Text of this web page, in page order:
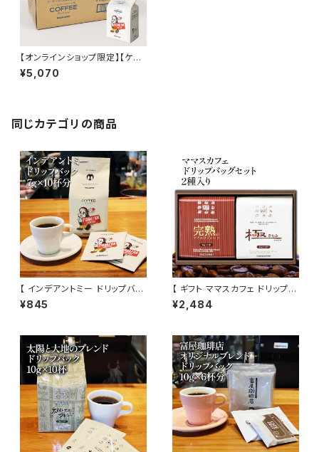
【オンラインショップ限定】【ケー
ス販売】インデアントミー ドリッ
プバック 7g×10杯分×6セット 6
¥5,070
同じカテゴリの商品
【 インデアントミー ドリップバッ
ク】 7g×10杯分 トミヤコーヒー
ドリップ 酸味 インディアントミ
¥845
【 ギフト ママスカフェ ドリップバ
ッグセット 2種入り 】 贈答箱 富
屋珈琲店 自家焙煎 お取り寄せ
¥2,484